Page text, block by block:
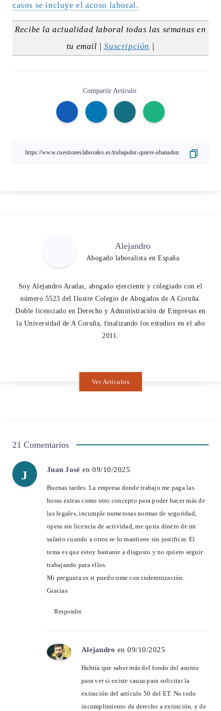
casos se incluye el acoso laboral.
Recibe la actualidad laboral todas las semanas en
tu email |Suscripción |
Compartir Artículo:
Alejandro
Abogado laboralista en España
Soy Alejandro Aradas, abogado ejerciente y colegiado con el
número 5523 del Ilustre Colegio de Abogados de A Coruña.
Doble licenciado en Derecho y Administración de Empresas en
la Universidad de A Coruña, finalizando los estudios en el año
2011.
Ver Artículos
21 Comentarios
J Juan José en 09/10/2025
Buenas tardes. La empresa donde trabajo me paga las
horas extras como otro concepto para poder hacer más de
las legales, incumple numerosas normas de seguridad,
opera sin licencia de actividad, me quita dinero de mi
salario cuando a otros se lo mantiene sin justificar. El
tema es que estoy bastante a disgusto y no quiero seguir
trabajando para ellos.
Mi pregunta es si puedo irme con indemnización.
Gracias
Responder
Alejandro en 09/10/2025
Habría que saber más del fondo del asunto
para ver si existe causa para solicitar la
extinción del artículo 50 del ET. No todo
incumplimiento da derecho a extinción, y de